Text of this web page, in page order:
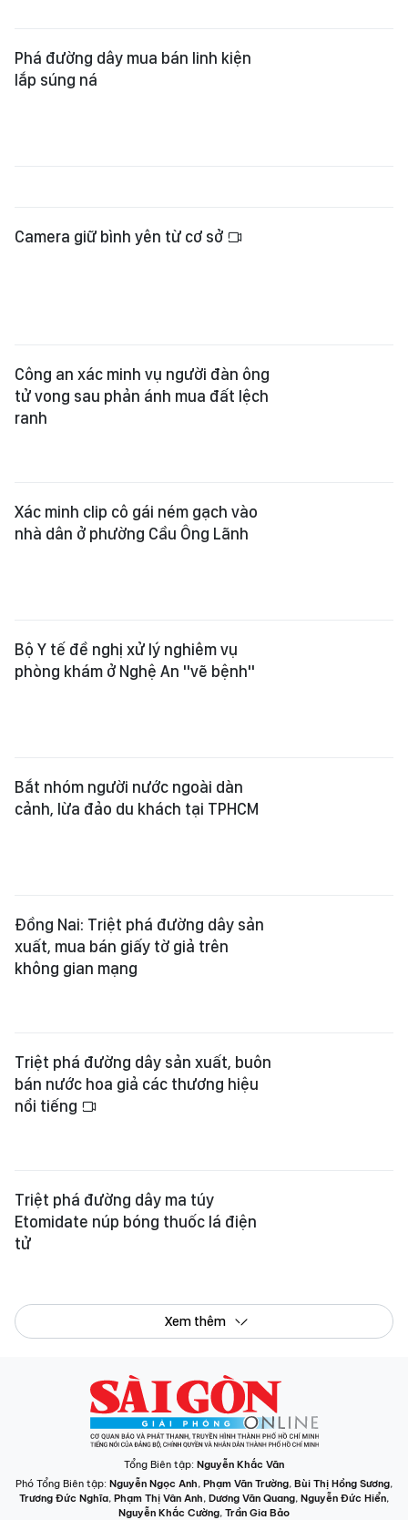
Phá đường dây mua bán linh kiện
lắp súng ná
Camera giữ bình yên từ cơ sở
Công an xác minh vụ người đàn ông
tử vong sau phản ánh mua đất lệch
ranh
Xác minh clip cô gái ném gạch vào
nhà dân ở phường Cầu Ông Lãnh
Bộ Y tế đề nghị xử lý nghiêm vụ
phòng khám ở Nghệ An "vẽ bệnh"
Bắt nhóm người nước ngoài dàn
cảnh, lừa đảo du khách tại TPHCM
Đồng Nai: Triệt phá đường dây sản
xuất, mua bán giấy tờ giả trên
không gian mạng
Triệt phá đường dây sản xuất, buôn
bán nước hoa giả các thương hiệu
nổi tiếng
Triệt phá đường dây ma túy
Etomidate núp bóng thuốc lá điện
tử
Xem thêm
Tổng Biên tập: Nguyễn Khắc Văn
Phó Tổng Biên tập: Nguyễn Ngọc Anh, Phạm Văn Trường, Bùi Thị Hồng Sương,
Trương Đức Nghĩa, Phạm Thị Vân Anh, Dương Văn Quang, Nguyễn Đức Hiển,
Nguyễn Khắc Cường, Trần Gia Bảo